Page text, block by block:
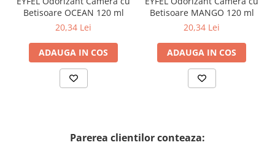
Betisoare OCEAN 120 ml
20,34 Lei
ADAUGA IN COS
Betisoare MANGO 120 ml
20,34 Lei
ADAUGA IN COS
Parerea clientilor conteaza: